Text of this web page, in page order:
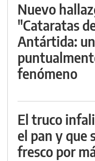
Nuevo
"Cataratas
Antártida:
fenómeno
El truco
el pan y que
fresco por